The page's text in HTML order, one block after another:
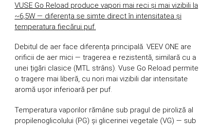
VUSE Go Reload produce vapori mai reci și mai vizibili la
~6,5W — diferența se simte direct în intensitatea și
temperatura fiecărui puf.
Debitul de aer face diferența principală. VEEV ONE are
orificii de aer mici — tragerea e rezistentă, similară cu a
unei țigări clasice (MTL strâns). Vuse Go Reload permite
o tragere mai liberă, cu nori mai vizibili dar intensitate
aromă ușor inferioară per puf.
Temperatura vaporilor rămâne sub pragul de piroliză al
propilenoglicolului (PG) și glicerinei vegetale (VG) — sub